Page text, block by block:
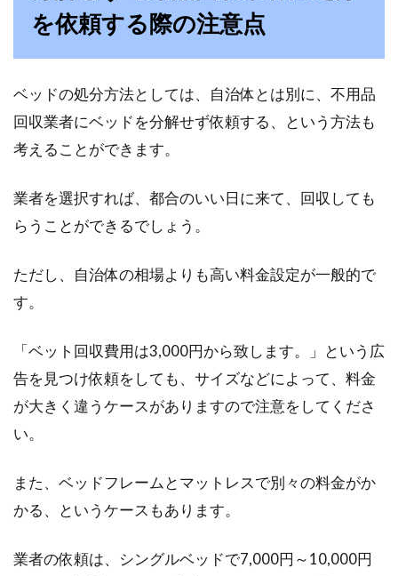
んいらっしゃるのではないでしょうか？一人暮
ンの寸法を把握しよう！
とする、大きい...
一人暮らしの車、維持費用は？車中
泊にも挑戦しませんか！？
いる方は少な...
ベッドやお布団の色選び！色次第で
を依頼する際の注意点
ベッドの処分方法としては、自治体とは別に、不用品
回収業者にベッドを分解せず依頼する、という方法も
考えることができます。
業者を選択すれば、都合のいい日に来て、回収しても
らうことができるでしょう。
ただし、自治体の相場よりも高い料金設定が一般的で
す。
「ベット回収費用は3,000円から致します。」という広
告を見つけ依頼をしても、サイズなどによって、料金
が大きく違うケースがありますので注意をしてくださ
い。
また、ベッドフレームとマットレスで別々の料金がか
かる、というケースもあります。
業者の依頼は、シングルベッドで7,000円～10,000円